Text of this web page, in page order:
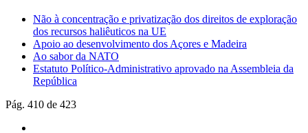
Não à concentração e privatização dos direitos de exploração
dos recursos haliêuticos na UE
Apoio ao desenvolvimento dos Açores e Madeira
Ao sabor da NATO
Estatuto Político-Administrativo aprovado na Assembleia da
República
Pág. 410 de 423